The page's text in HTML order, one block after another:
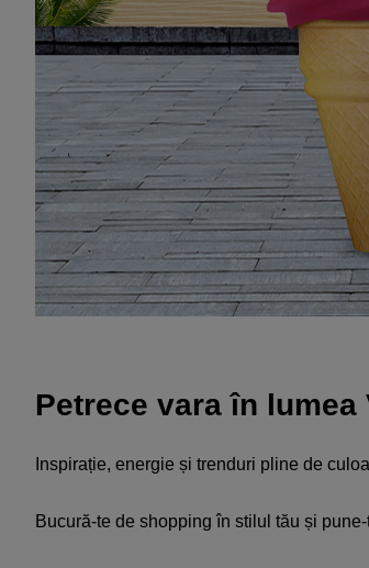
Petrece vara în lumea
Inspirație, energie și trenduri pline de
Bucură-te de shopping în stilul tău și